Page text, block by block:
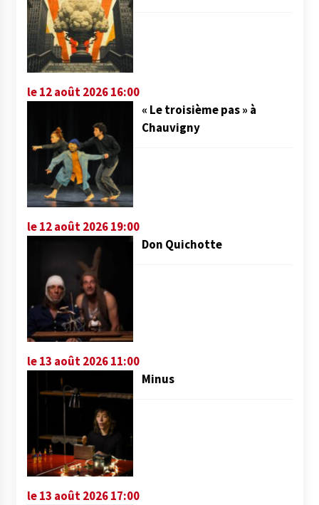
le 12 août 2026 16:00
« Le troisième pas » à
Chauvigny
le 12 août 2026 19:00
Don Quichotte
le 13 août 2026 11:00
Minus
le 13 août 2026 17:00